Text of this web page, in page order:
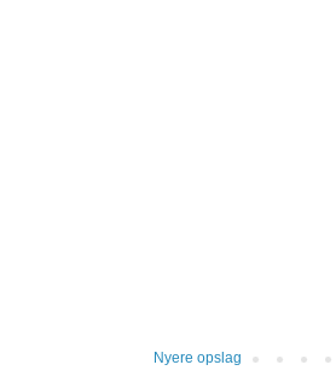
Nyere opslag